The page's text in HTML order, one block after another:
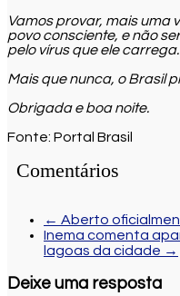
Vamos provar, mais uma
povo consciente, e não
pelo vírus que ele carrega.
Mais que nunca, o Brasil
Obrigada e boa noite.
Fonte: Portal Brasil
Comentários
← Aberto
Inema comenta
lagoas da cidade →
Deixe uma resposta